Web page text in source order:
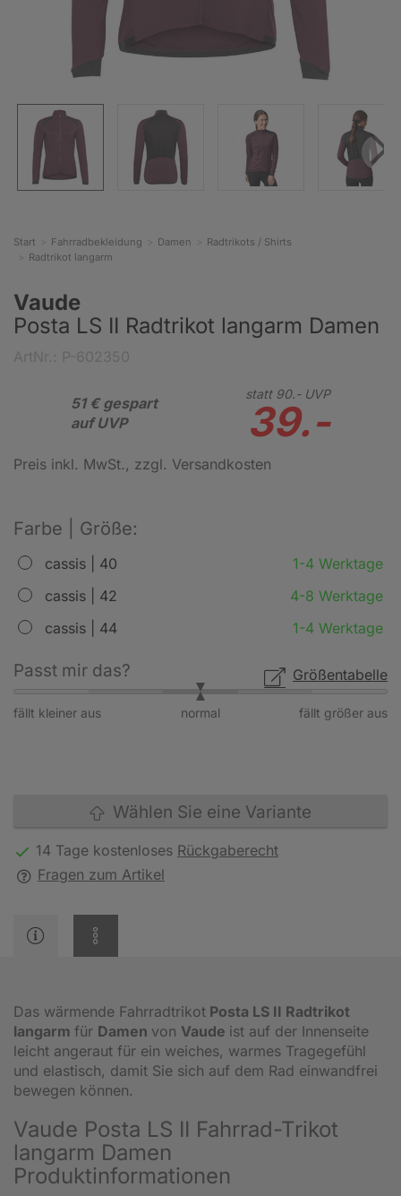
Start Fahrradbekleidung Damen
Radtrikots / Shirts
Radtrikot langarm
Vaude
Posta LS II Radtrikot langarm Damen
51 € gespart
auf UVP
statt 90.-UVP
39.-
Preis inkl. MwSt., zzgl. Versandkosten
Farbe | Größe:
cassis | 40
1-4 Werktage
cassis | 42
4-8 Werktage
cassis | 44
1-4 Werktage
Größentabelle
Passt mir das?
fällt kleiner aus fällt größer aus
normal
Wählen Sie eine Variante
14 Tage kostenloses Rückgaberecht
Fragen zum Artikel
Das wärmende Fahrradtrikot Posta LS II Radtrikot
langarm für Damen von Vaude ist auf der Innenseite
leicht angeraut für ein weiches, warmes Tragegefühl
und elastisch, damit Sie sich auf dem Rad einwandfrei
bewegen können.
Vaude Posta LS II Fahrrad-Trikot
langarm Damen
Produktinformationen